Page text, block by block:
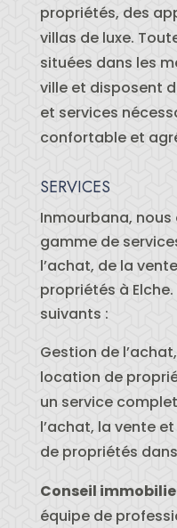
propriétés, des
villas de luxe.
situées dans les
ville et disposent
et services
confortable et
SERVICES
Inmourbana,
gamme de
l’achat, de la
propriétés à
suivants :
Gestion de
location de
un service
l’achat, la vente
de propriétés
Conseil
équipe de